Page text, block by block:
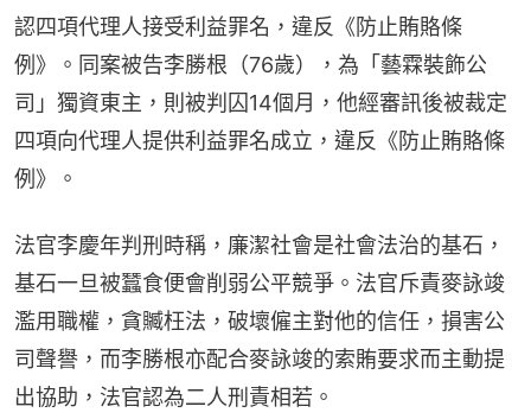
認四項代理人接受利益罪名，違反《防止賄賂條
例》。同案被告李勝根（76歲），為「藝霖裝飾公
司」獨資東主，則被判囚14個月，他經審訊後被裁定
四項向代理人提供利益罪名成立，違反《防止賄賂條
例》。
法官李慶年判刑時稱，廉潔社會是社會法治的基石，
基石一旦被蠶食便會削弱公平競爭。法官斥責麥詠竣
濫用職權，貪贓枉法，破壞僱主對他的信任，損害公
司聲譽，而李勝根亦配合麥詠竣的索賄要求而主動提
出協助，法官認為二人刑責相若。